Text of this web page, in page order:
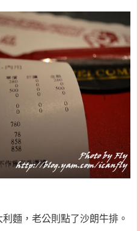
麵，老公則點了沙朗牛排。